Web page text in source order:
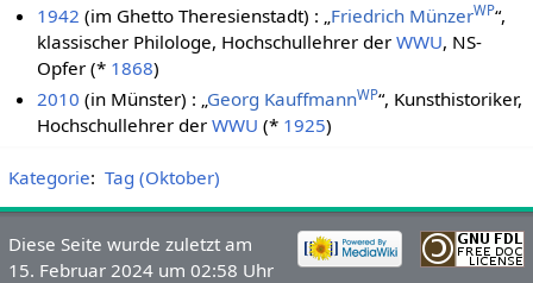
1942 (im Ghetto Theresienstadt) : „ Friedrich MünzerWP“,
klassischer Philologe, Hochschullehrer derWWU, NS-
Opfer (* 1868)
2010 (in Münster) : „Georg KauffmannWP“, Kunsthistoriker,
Hochschullehrer derWWU (* 1925)
Kategorie: Tag (Oktober)
Diese Seite wurde zuletzt am
15. Februar 2024 um 02:58 Uhr